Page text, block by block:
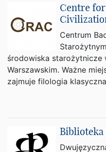
Centre
Centrum
środowiska starożytnicze
Warszawskim. Ważne
zajmuje filologia
Biblioteka